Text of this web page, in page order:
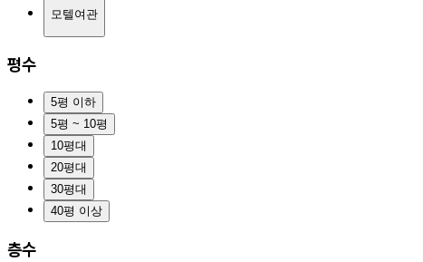
모텔여관
평수
5평 이하
5평 ~ 10평
10평대
20평대
30평대
40평 이상
층수